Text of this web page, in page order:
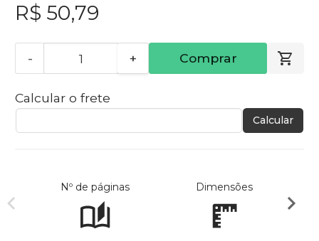
R$ 50,79
- + Comprar
Calcular o frete
Calcular
Nº de páginas Dimensões